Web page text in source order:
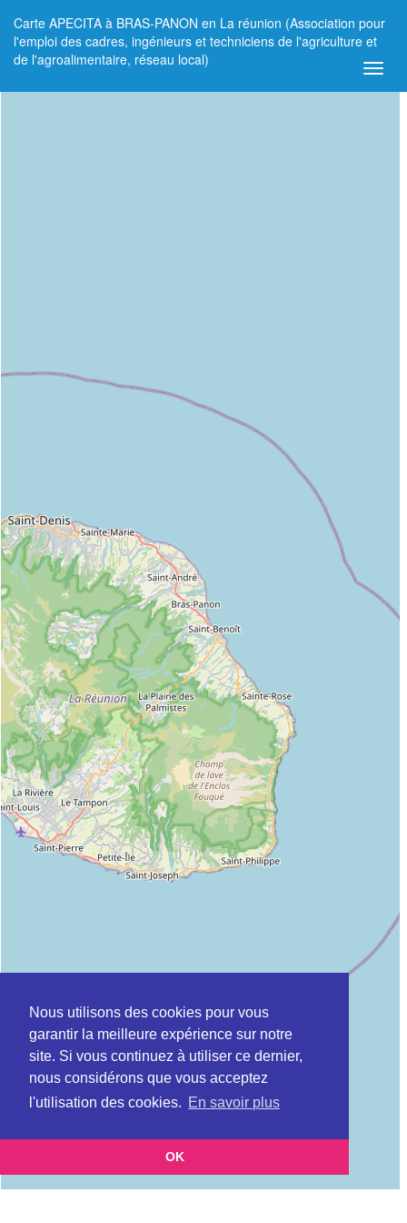
Nous utilisons des cookies pour vous
garantir la meilleure expérience sur notre
site. Si vous continuez à utiliser ce dernier,
nous considérons que vous acceptez
l'utilisation des cookies. En savoir plus
OK
Carte APECITA à BRAS-PANON en La réunion (Association pour
l'emploi des cadres, ingénieurs et techniciens de l'agriculture et
de l'agroalimentaire, réseau local)
+
−